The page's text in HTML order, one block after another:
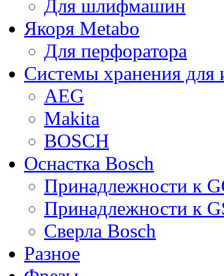
Для шлифмашин
Якоря Metabo
Для перфоратора
Системы хранения для
AEG
Makita
BOSCH
Оснастка Bosch
Принадлежности к
Принадлежности к
Сверла Bosch
Разное